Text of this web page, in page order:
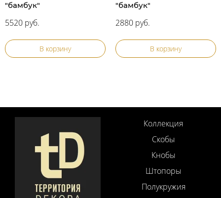
"бамбук"
5520 руб.
В корзину
"бамбук"
2880 руб.
В корзину
Коллекция
Скобы
Кнобы
Штопоры
Полукружия